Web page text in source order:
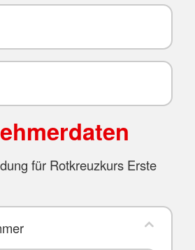
für Rotkreuzkurs Erste